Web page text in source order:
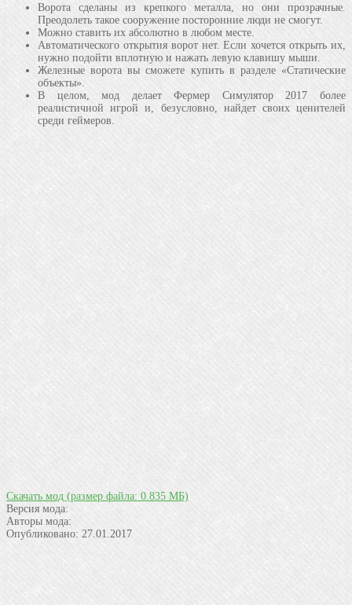
Ворота сделаны из крепкого металла, но они прозрачные.
Преодолеть такое сооружение посторонние люди не смогут.
Можно ставить их абсолютно в любом месте.
Автоматического открытия ворот нет. Если хочется открыть их,
нужно подойти вплотную и нажать левую клавишу мыши.
Железные ворота вы сможете купить в разделе «Статические
объекты».
В целом, мод делает Фермер Симулятор 2017 более
реалистичной игрой и, безусловно, найдет своих ценителей
среди геймеров.
Скачать мод (размер файла: 0.835 МБ)
Версия мода:
Авторы мода:
Опубликовано: 27.01.2017